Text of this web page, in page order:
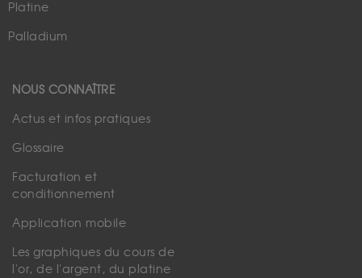
Platine
Palladium
NOUS CONNAÎTRE
Actus et infos pratiques
Glossaire
Facturation et
conditionnement
Application mobile
Les graphiques du cours de
l'or, de l'argent, du platine